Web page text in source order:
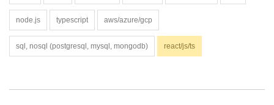
node.js typescript aws/azure/gcp
sql, nosql (postgresql, mysql, mongodb) react/js/ts